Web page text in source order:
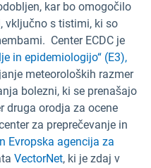
kar bo omogočilo
vključno s tistimi, ki so
Center ECDC je
in epidemiologijo“ (E3),
meteoroloških razmer
bolezni, ki se prenašajo
druga orodja za ocene
za preprečevanje in
Evropska agencija za
VectorNet, ki je zdaj v